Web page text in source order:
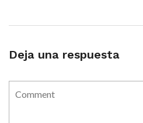
Deja una respuesta